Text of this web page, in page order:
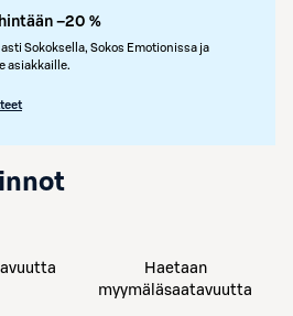
–20 %
Sokoksella, Sokos Emotionissa ja
asiakkaille.
Haetaan
myymäläsaatavuutta